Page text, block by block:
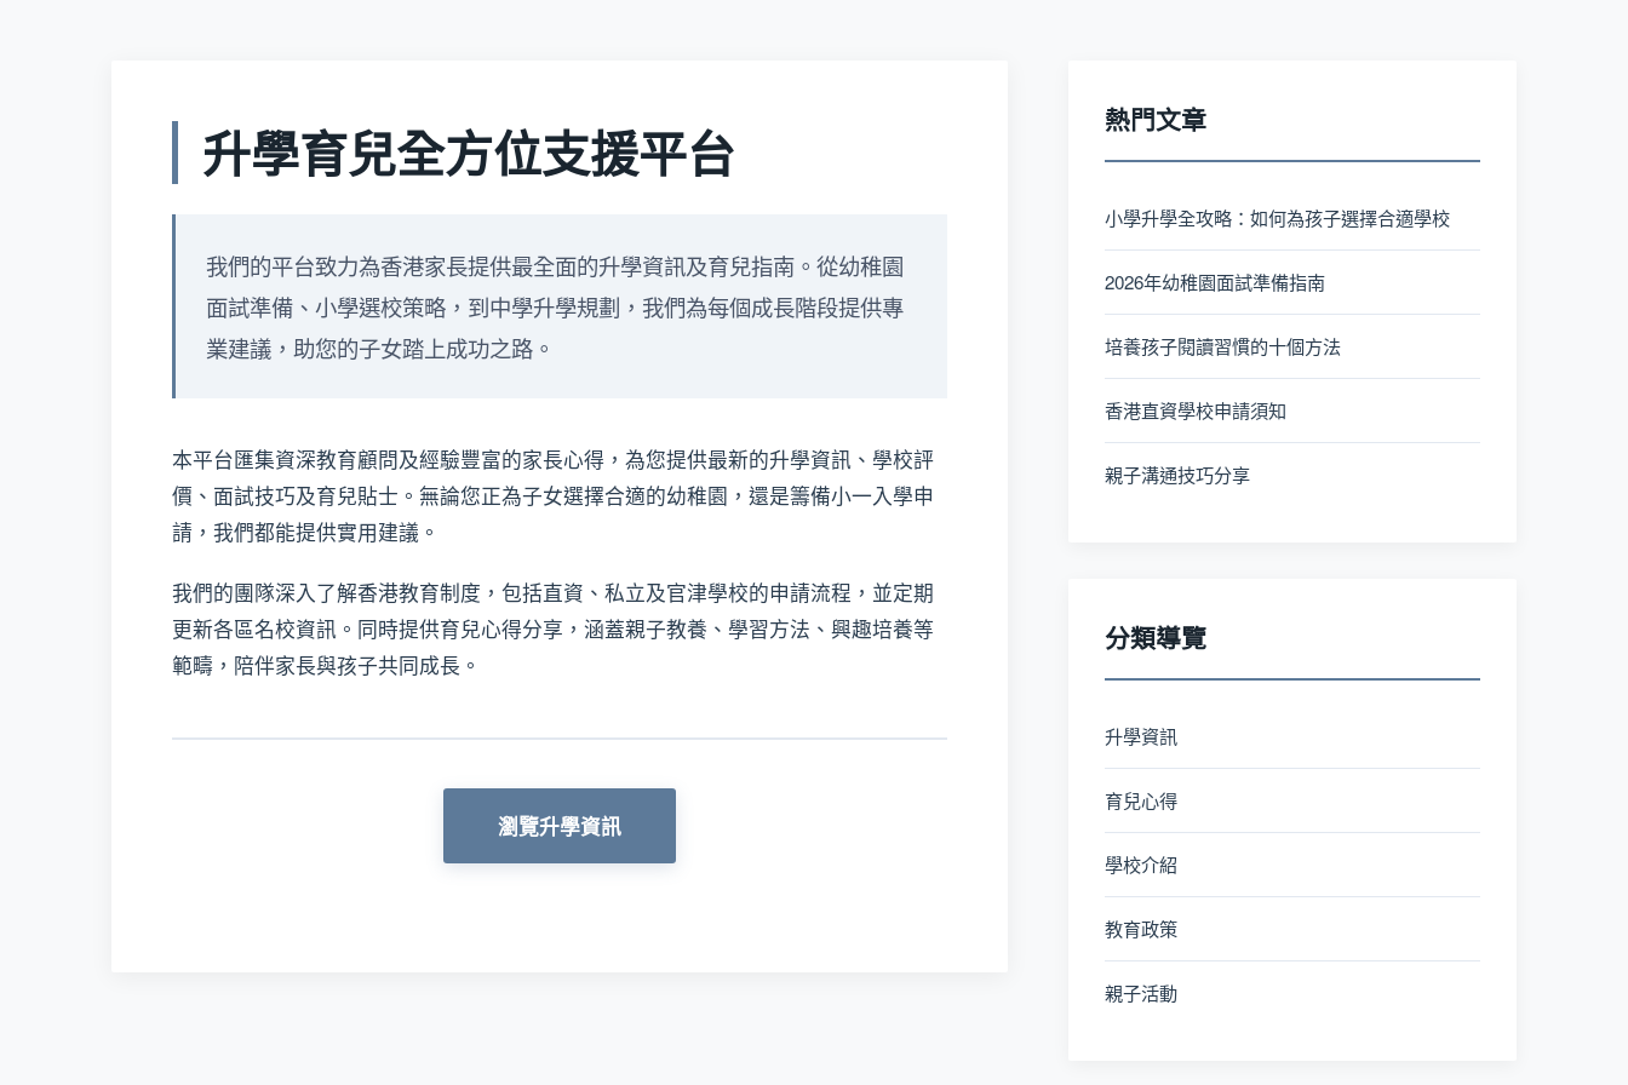
升學育兒全方位支援平台
我們的平台致力為香港家長提供最全面的升學資訊及育兒指南。從幼稚園
面試準備、小學選校策略，到中學升學規劃，我們為每個成長階段提供專
業建議，助您的子女踏上成功之路。
本平台匯集資深教育顧問及經驗豐富的家長心得，為您提供最新的升學資訊、學校評
價、面試技巧及育兒貼士。無論您正為子女選擇合適的幼稚園，還是籌備小一入學申
請，我們都能提供實用建議。
我們的團隊深入了解香港教育制度，包括直資、私立及官津學校的申請流程，並定期
更新各區名校資訊。同時提供育兒心得分享，涵蓋親子教養、學習方法、興趣培養等
範疇，陪伴家長與孩子共同成長。
瀏覽升學資訊
熱門文章
小學升學全攻略：如何為孩子選擇合適學校
2026年幼稚園面試準備指南
培養孩子閱讀習慣的十個方法
香港直資學校申請須知
親子溝通技巧分享
分類導覽
升學資訊
育兒心得
學校介紹
教育政策
親子活動